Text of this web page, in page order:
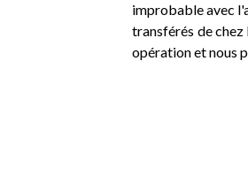
improbable avec
transférés de
opération et nous